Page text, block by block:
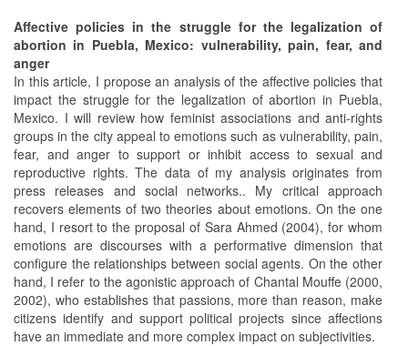
Affective policies in the struggle for the legalization of
abortion in Puebla, Mexico: vulnerability, pain, fear, and
anger
In this article, I propose an analysis of the affective policies that
impact the struggle for the legalization of abortion in Puebla,
Mexico. I will review how feminist associations and anti-rights
groups in the city appeal to emotions such as vulnerability, pain,
fear, and anger to support or inhibit access to sexual and
reproductive rights. The data of my analysis originates from
press releases and social networks.. My critical approach
recovers elements of two theories about emotions. On the one
hand, I resort to the proposal of Sara Ahmed (2004), for whom
emotions are discourses with a performative dimension that
configure the relationships between social agents. On the other
hand, I refer to the agonistic approach of Chantal Mouffe (2000,
2002), who establishes that passions, more than reason, make
citizens identify and support political projects since affections
have an immediate and more complex impact on subjectivities.